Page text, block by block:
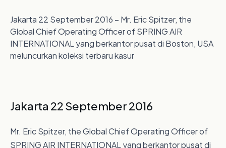
Berita 04
Jakarta 22 September 2016 – Mr. Eric Spitzer, the
Global Chief Operating Officer of SPRING AIR
INTERNATIONAL yang berkantor pusat di Boston, USA
meluncurkan koleksi terbaru kasur
Jakarta 22 September 2016
Mr. Eric Spitzer, the Global Chief Operating Officer of
SPRING AIR INTERNATIONAL yang berkantor pusat di